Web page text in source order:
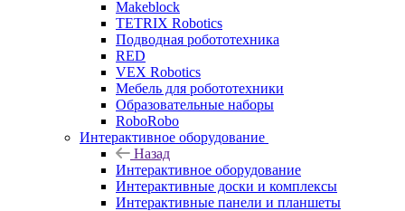
Makeblock
TETRIX Robotics
Подводная робототехника
RED
VEX Robotics
Мебель для робототехники
Образовательные наборы
RoboRobo
Интерактивное оборудование
Назад
Интерактивное оборудование
Интерактивные доски и комплексы
Интерактивные панели и планшеты